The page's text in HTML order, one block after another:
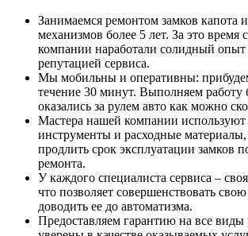
Занимаемся ремонтом замков капота
механизмов более 5 лет. За это время
компании наработали солидный опыт
репутацией сервиса.
Мы мобильны и оперативны:
течение 30 минут. Выполняем
оказались за рулем авто как можно
Мастера нашей компании
инструменты и расходные материалы,
продлить срок эксплуатации замков
ремонта.
У каждого специалиста сервиса –
что позволяет совершенствовать
доводить ее до автоматизма.
Предоставляем гарантию на все виды